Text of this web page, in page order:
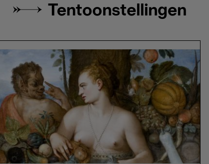
Tentoonstellingen
Bruttezza